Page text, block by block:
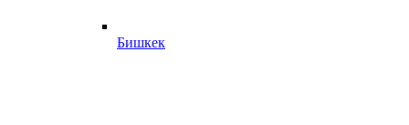
Бишкек